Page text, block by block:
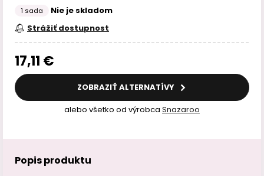
1 sada
Nie je skladom
Strážiť dostupnost
17,11 €
ZOBRAZIŤ ALTERNATÍVY
alebo všetko od výrobca Snazaroo
Popis produktu